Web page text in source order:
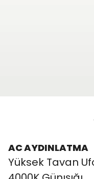
AC AYDINLATMA
Yüksek Tavan